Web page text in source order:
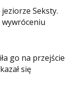
Seksty.
go na przejście
się